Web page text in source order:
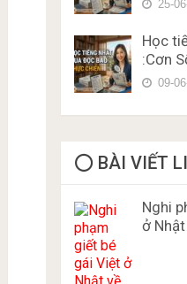
25-
Học
:Cơn
09-
⭕️ BÀI VIẾT
Nghi
ở